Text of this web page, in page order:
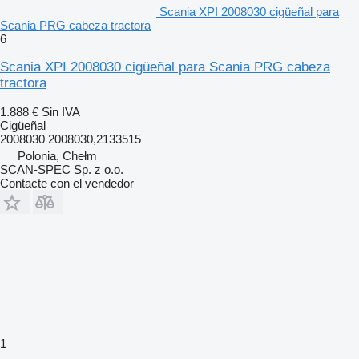
Scania XPI 2008030 cigüeñal para
Scania PRG cabeza tractora
6
Scania XPI 2008030 cigüeñal para Scania PRG cabeza
tractora
1.888 € Sin IVA
Cigüeñal
2008030 2008030,2133515
Polonia, Chełm
SCAN-SPEC Sp. z o.o.
Contacte con el vendedor
1